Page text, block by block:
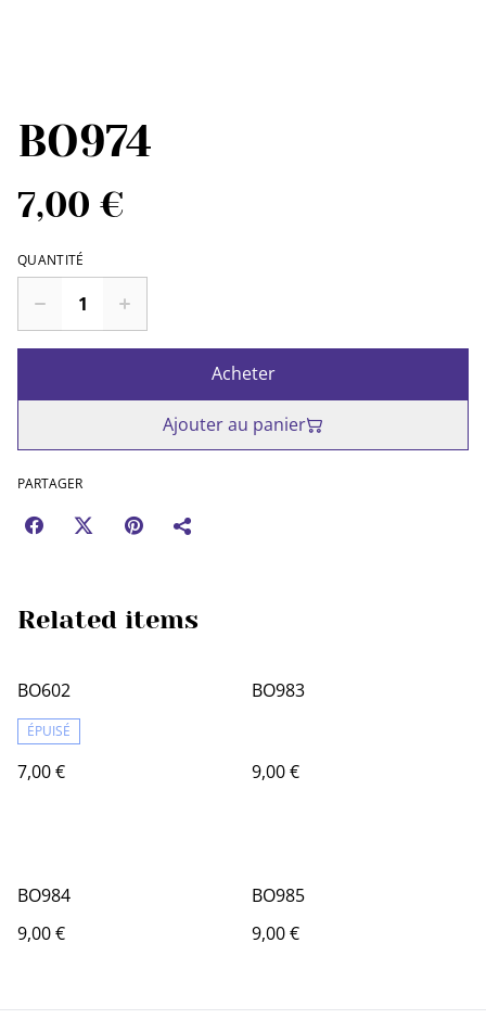
BO974
7,00 €
QUANTITÉ
Acheter
Ajouter au panier
PARTAGER
Related items
BO602
ÉPUISÉ
7,00 €
BO983
9,00 €
BO984
9,00 €
BO985
9,00 €